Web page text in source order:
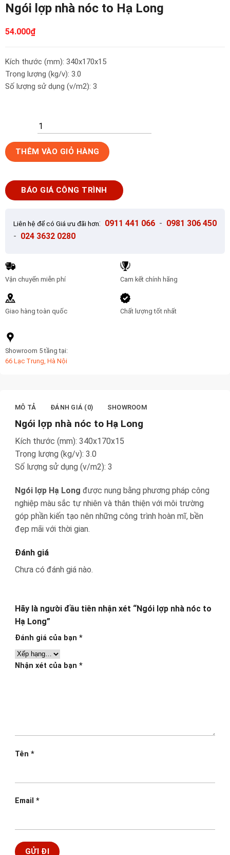
Ngói lợp nhà nóc to Hạ Long
54.000₫
Kích thước (mm): 340x170x15
Trọng lượng (kg/v): 3.0
Số lượng sử dụng (v/m2): 3
Ngói
lợp
nóc
to
lượng
THÊM VÀO GIỎ HÀNG
BÁO GIÁ CÔNG TRÌNH
Liên hệ để có Giá ưu đãi hơn: 0911 441 066 - 0981 306 450
- 024 3632 0280
Vận chuyển miễn phí
Giao hàng toàn quốc
Cam kết chính hãng
Chất lượng tốt nhất
Showroom 5 tầng tại:
66 Lạc Trung, Hà Nội
MÔ TẢ ĐÁNH GIÁ (0) SHOWROOM
Ngói lợp nhà nóc to Hạ Long
Kích thước (mm): 340x170x15
Trọng lượng (kg/v): 3.0
Số lượng sử dụng (v/m2): 3
Ngói lợp Hạ Long được nung bằng phương pháp công
nghiệp màu sắc tự nhiên và thân thiện với môi trường
góp phần kiến tạo nên những công trình hoàn mĩ, bền
đẹp mãi với thời gian.
Đánh giá
Chưa có đánh giá nào.
Hãy là người đầu tiên nhận xét “Ngói lợp nhà nóc to
Hạ Long”
Đánh giá của bạn *
Nhận xét của bạn *
Tên *
Email *